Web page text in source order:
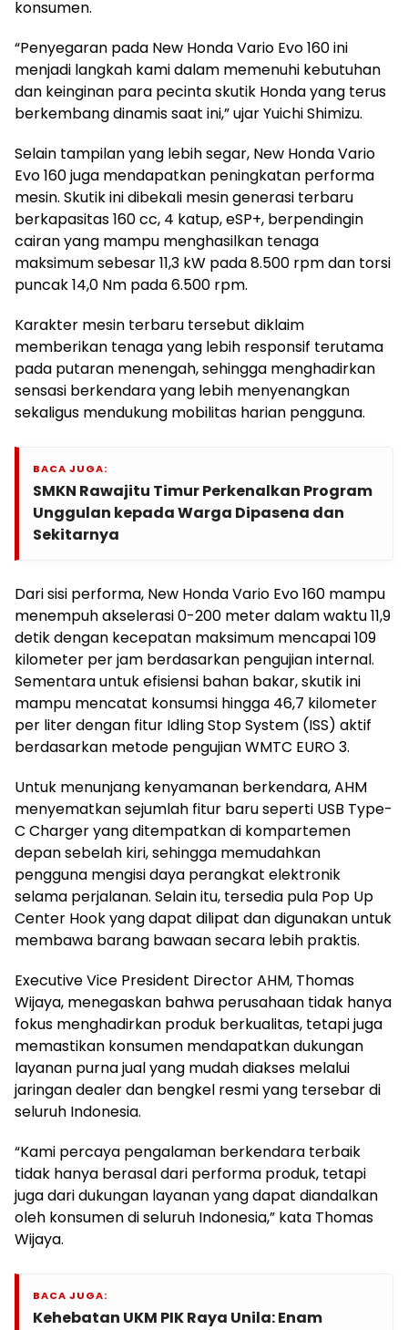
konsumen.
“Penyegaran pada New Honda Vario Evo 160 ini
menjadi langkah kami dalam memenuhi kebutuhan
dan keinginan para pecinta skutik Honda yang terus
berkembang dinamis saat ini,” ujar Yuichi Shimizu.
Selain tampilan yang lebih segar, New Honda Vario
Evo 160 juga mendapatkan peningkatan performa
mesin. Skutik ini dibekali mesin generasi terbaru
berkapasitas 160 cc, 4 katup, eSP+, berpendingin
cairan yang mampu menghasilkan tenaga
maksimum sebesar 11,3 kW pada 8.500 rpm dan torsi
puncak 14,0 Nm pada 6.500 rpm.
Karakter mesin terbaru tersebut diklaim
memberikan tenaga yang lebih responsif terutama
pada putaran menengah, sehingga menghadirkan
sensasi berkendara yang lebih menyenangkan
sekaligus mendukung mobilitas harian pengguna.
BACA JUGA:
SMKN Rawajitu Timur Perkenalkan Program
Unggulan kepada Warga Dipasena dan
Sekitarnya
Dari sisi performa, New Honda Vario Evo 160 mampu
menempuh akselerasi 0-200 meter dalam waktu 11,9
detik dengan kecepatan maksimum mencapai 109
kilometer per jam berdasarkan pengujian internal.
Sementara untuk efisiensi bahan bakar, skutik ini
mampu mencatat konsumsi hingga 46,7 kilometer
per liter dengan fitur Idling Stop System (ISS) aktif
berdasarkan metode pengujian WMTC EURO 3.
Untuk menunjang kenyamanan berkendara, AHM
menyematkan sejumlah fitur baru seperti USB Type-
C Charger yang ditempatkan di kompartemen
depan sebelah kiri, sehingga memudahkan
pengguna mengisi daya perangkat elektronik
selama perjalanan. Selain itu, tersedia pula Pop Up
Center Hook yang dapat dilipat dan digunakan untuk
membawa barang bawaan secara lebih praktis.
Executive Vice President Director AHM, Thomas
Wijaya, menegaskan bahwa perusahaan tidak hanya
fokus menghadirkan produk berkualitas, tetapi juga
memastikan konsumen mendapatkan dukungan
layanan purna jual yang mudah diakses melalui
jaringan dealer dan bengkel resmi yang tersebar di
seluruh Indonesia.
“Kami percaya pengalaman berkendara terbaik
tidak hanya berasal dari performa produk, tetapi
juga dari dukungan layanan yang dapat diandalkan
oleh konsumen di seluruh Indonesia,” kata Thomas
Wijaya.
BACA JUGA:
Kehebatan UKM PIK Raya Unila: Enam